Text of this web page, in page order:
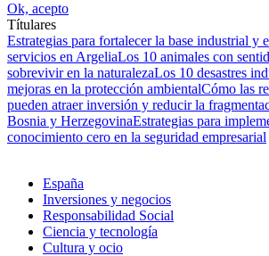
Ok, acepto
Títulares
Estrategias para fortalecer la base industrial y
servicios en ArgeliaLos 10 animales con
sobrevivir en la naturalezaLos 10 desastres
mejoras en la protección ambientalCómo las
pueden atraer inversión y reducir la
Bosnia y HerzegovinaEstrategias para
conocimiento cero en la seguridad empresarial
España
Inversiones y negocios
Responsabilidad Social
Ciencia y tecnología
Cultura y ocio